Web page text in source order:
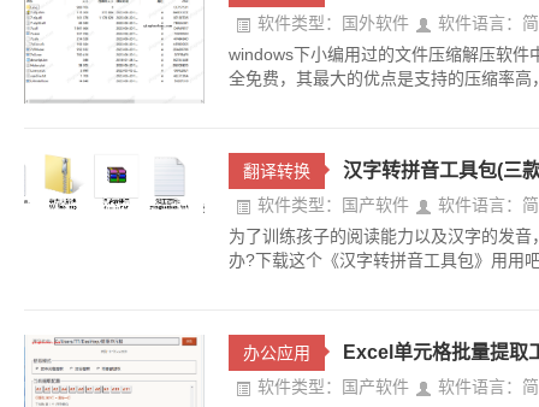
软件类型：国外软件
软件语言：
windows下小编用过的文件压缩解压软
全免费，其最大的优点是支持的压缩率
翻译转换 汉字转拼音工具包(三
软件类型：国产软件
软件语言：
为了训练孩子的阅读能力以及汉字的发
办?下载这个《汉字转拼音工具包》用用
办公应用 Excel单元格批量提取
软件类型：国产软件
软件语言：